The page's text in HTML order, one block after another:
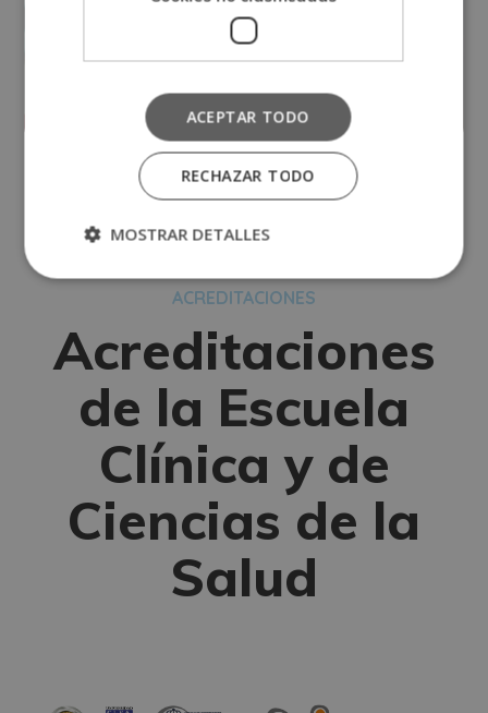
Opcionales
real. Pide más información sin compromiso.
ACREDITACIONES
Acreditaciones
de la Escuela
Clínica y de
Ciencias de la
Salud
ACEPTAR TODO
RECHAZAR TODO
MOSTRAR DETALLES